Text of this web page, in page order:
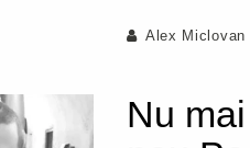
Alex Miclovan
Nu